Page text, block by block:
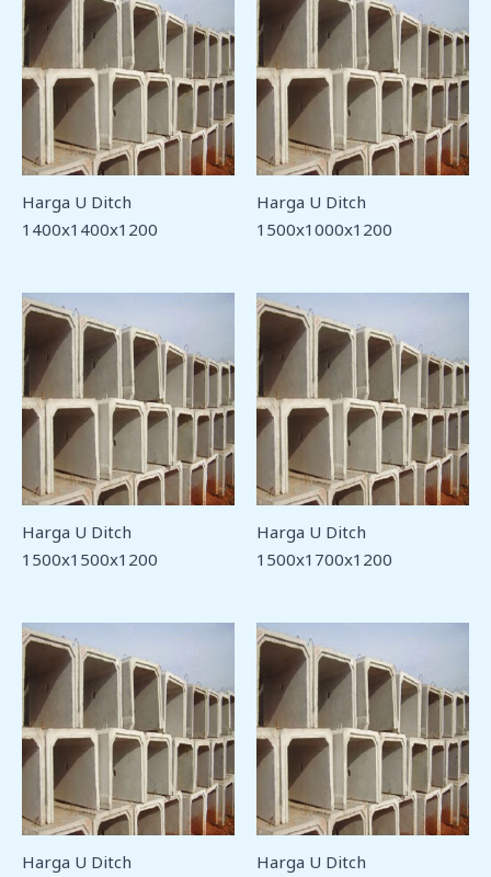
Harga U Ditch
1400x1400x1200
Harga U Ditch
1500x1000x1200
Harga U Ditch
1500x1500x1200
Harga U Ditch
1500x1700x1200
Harga U Ditch
Harga U Ditch